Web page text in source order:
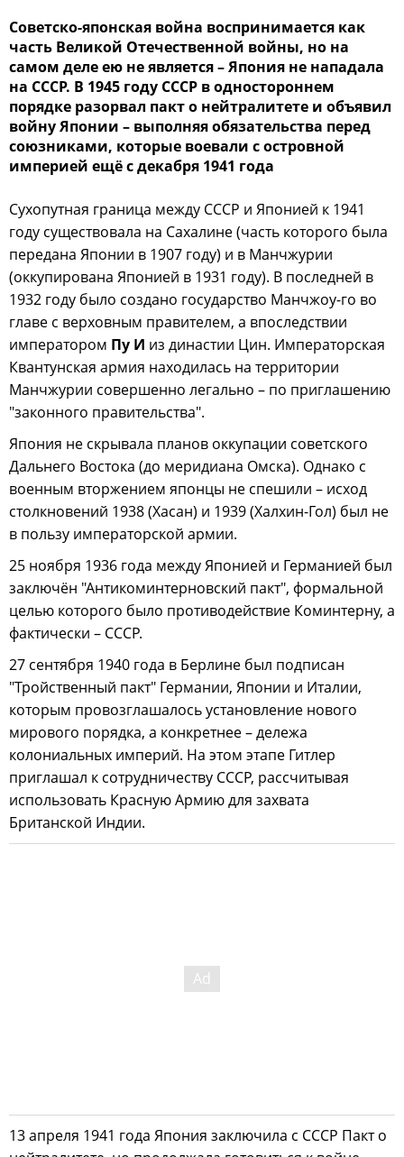
Советско-японская война воспринимается как
часть Великой Отечественной войны, но на
самом деле ею не является – Япония не нападала
на СССР. В 1945 году СССР в одностороннем
порядке разорвал пакт о нейтралитете и объявил
войну Японии – выполняя обязательства перед
союзниками, которые воевали с островной
империей ещё с декабря 1941 года
Сухопутная граница между СССР и Японией к 1941
году существовала на Сахалине (часть которого была
передана Японии в 1907 году) и в Манчжурии
(оккупирована Японией в 1931 году). В последней в
1932 году было создано государство Манчжоу-го во
главе с верховным правителем, а впоследствии
императором Пу И из династии Цин. Императорская
Квантунская армия находилась на территории
Манчжурии совершенно легально – по приглашению
"законного правительства".
Япония не скрывала планов оккупации советского
Дальнего Востока (до меридиана Омска). Однако с
военным вторжением японцы не спешили – исход
столкновений 1938 (Хасан) и 1939 (Халхин-Гол) был не
в пользу императорской армии.
25 ноября 1936 года между Японией и Германией был
заключён "Антикоминтерновский пакт", формальной
целью которого было противодействие Коминтерну, а
фактически – СССР.
27 сентября 1940 года в Берлине был подписан
"Тройственный пакт" Германии, Японии и Италии,
которым провозглашалось установление нового
мирового порядка, а конкретнее – дележа
колониальных империй. На этом этапе Гитлер
приглашал к сотрудничеству СССР, рассчитывая
использовать Красную Армию для захвата
Британской Индии.
13 апреля 1941 года Япония заключила с СССР Пакт о